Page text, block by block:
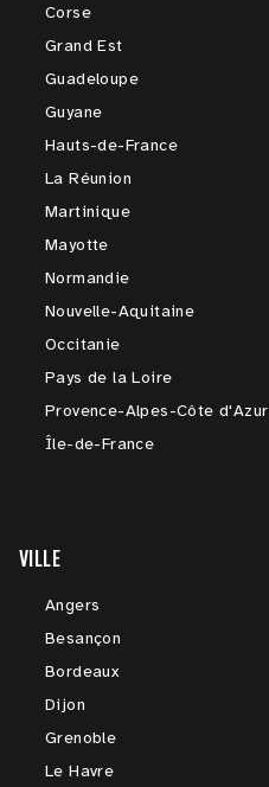
Corse
Grand Est
Guadeloupe
Guyane
Hauts-de-France
La Réunion
Martinique
Mayotte
Normandie
Nouvelle-Aquitaine
Occitanie
Pays de la Loire
Provence-Alpes-Côte d'Azur
Île-de-France
VILLE
Angers
Besançon
Bordeaux
Dijon
Grenoble
Le Havre